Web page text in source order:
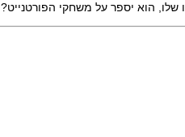
שלו, הוא יספר על משחקי הפורטנייט?